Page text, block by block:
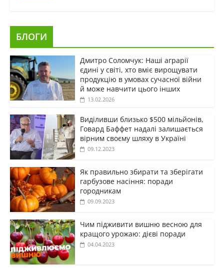
БЛОГИ
Дмитро Соломчук: Наші аграрії
єдині у світі, хто вміє вирощувати
продукцію в умовах сучасної війни
й може навчити цього інших
13.02.2026
Виділивши близько $500 мільйонів,
Говард Баффет надалі залишається
вірним своєму шляху в Україні
09.12.2023
Як правильно збирати та зберігати
гарбузове насіння: поради
городникам
09.09.2023
Чим підживити вишню весною для
кращого урожаю: дієві поради
04.04.2023